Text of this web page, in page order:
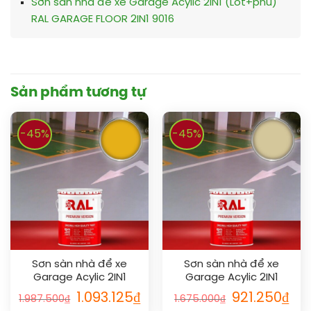
Sơn sàn nhà để xe Garage Acylic 2IN1 (Lót+phủ)
RAL GARAGE FLOOR 2IN1 9016
Sản phẩm tương tự
-45%
Sơn sàn nhà để xe
Garage Acylic 2IN1
(Lót+phủ) RAL GARAGE
FLOOR 2IN1 1003
1.987.500₫ 1.093.125₫
-45%
Sơn sàn nhà để xe
Garage Acylic 2IN1
(Lót+phủ) RAL GARAGE
FLOOR 2IN1 1014
1.675.000₫ 921.250₫